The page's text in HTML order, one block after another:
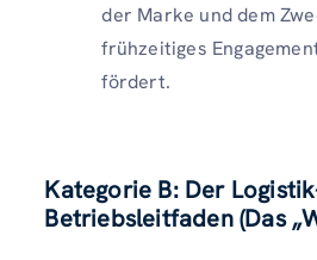
der Marke und dem
frühzeitiges
fördert.
Kategorie B: Der
Betriebsleitfaden (Das